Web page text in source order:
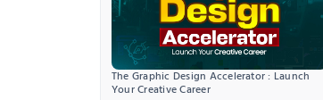
The Graphic Design Accelerator : Launch
Your Creative Career